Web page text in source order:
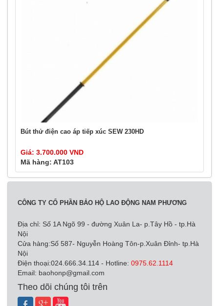
Bút thử điện cao áp tiếp xúc SEW 230HD
Giá: 3.700.000 VND
Mã hàng: AT103
CÔNG TY CỔ PHẦN BẢO HỘ LAO ĐỘNG NAM PHƯƠNG
Địa chỉ: Số 1A Ngõ 99 - đường Xuân La- p.Tây Hồ - tp.Hà
Nội
Cửa hàng:Số 587- Nguyễn Hoàng Tôn-p.Xuân Đỉnh- tp.Hà
Nội
Điện thoại:024.666.34.114 - Hotline: 0975.62.1114
Email: baohonp@gmail.com
Theo dõi chúng tôi trên